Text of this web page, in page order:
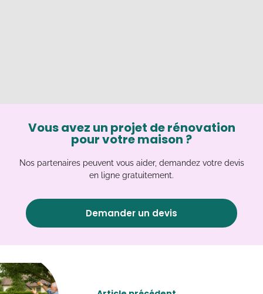
Vous avez un projet de rénovation
pour votre maison ?
Nos partenaires peuvent vous aider, demandez votre devis
en ligne gratuitement.
Demander un devis